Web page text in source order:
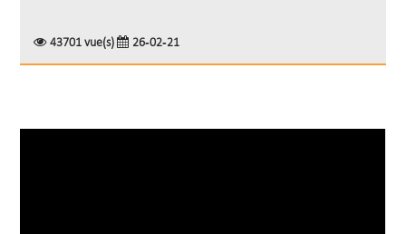
43701 vue(s) 26-02-21